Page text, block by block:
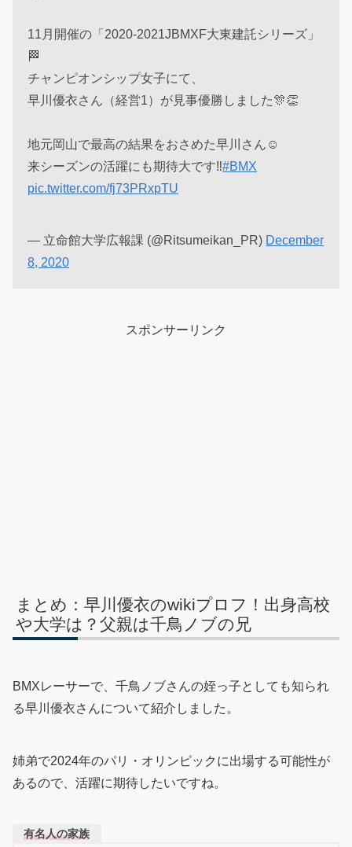
11月開催の「2020-2021JBMXF大東建託シリーズ」
🏁
チャンピオンシップ女子にて、
早川優衣さん（経営1）が見事優勝しました🎊👏
地元岡山で最高の結果をおさめた早川さん☺️
来シーズンの活躍にも期待大です‼️#BMX
pic.twitter.com/fj73PRxpTU
— 立命館大学広報課 (@Ritsumeikan_PR) December
8, 2020
スポンサーリンク
まとめ：早川優衣のwikiプロフ！出身高校
や大学は？父親は千鳥ノブの兄
BMXレーサーで、千鳥ノブさんの姪っ子としても知られ
る早川優衣さんについて紹介しました。
姉弟で2024年のパリ・オリンピックに出場する可能性が
あるので、活躍に期待したいですね。
有名人の家族